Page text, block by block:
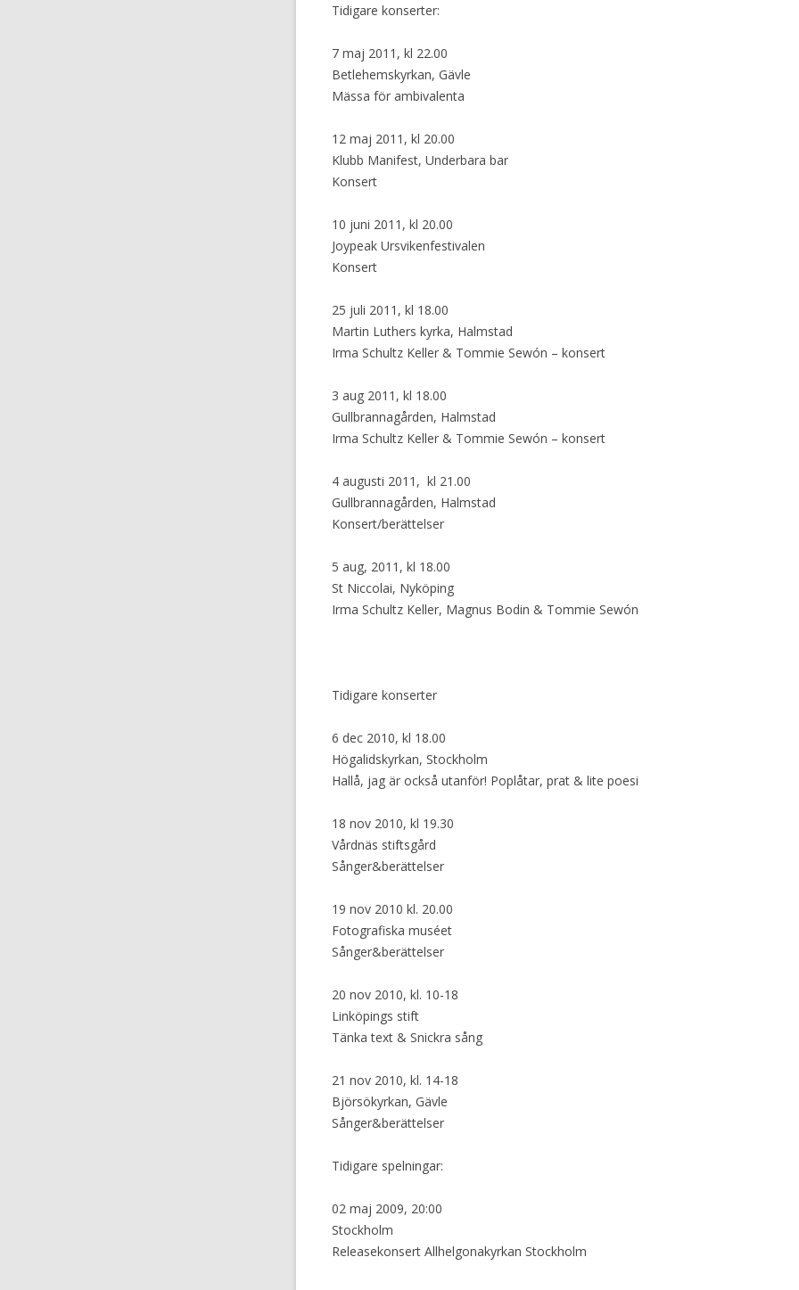
Tidigare konserter:
7 maj 2011, kl 22.00
Betlehemskyrkan, Gävle
Mässa för ambivalenta
12 maj 2011, kl 20.00
Klubb Manifest, Underbara bar
Konsert
10 juni 2011, kl 20.00
Joypeak Ursvikenfestivalen
Konsert
25 juli 2011, kl 18.00
Martin Luthers kyrka, Halmstad
Irma Schultz Keller & Tommie Sewón – konsert
3 aug 2011, kl 18.00
Gullbrannagården, Halmstad
Irma Schultz Keller & Tommie Sewón – konsert
4 augusti 2011, kl 21.00
Gullbrannagården, Halmstad
Konsert/berättelser
5 aug, 2011, kl 18.00
St Niccolai, Nyköping
Irma Schultz Keller, Magnus Bodin & Tommie Sewón
Tidigare konserter
6 dec 2010, kl 18.00
Högalidskyrkan, Stockholm
Hallå, jag är också utanför! Poplåtar, prat & lite poesi
18 nov 2010, kl 19.30
Vårdnäs stiftsgård
Sånger&berättelser
19 nov 2010 kl. 20.00
Fotografiska muséet
Sånger&berättelser
20 nov 2010, kl. 10-18
Linköpings stift
Tänka text & Snickra sång
21 nov 2010, kl. 14-18
Björsökyrkan, Gävle
Sånger&berättelser
Tidigare spelningar:
02 maj 2009, 20:00
Stockholm
Releasekonsert Allhelgonakyrkan Stockholm